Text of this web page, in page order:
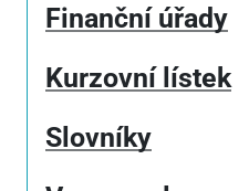
Finanční úřady
Kurzovní lístek
Slovníky